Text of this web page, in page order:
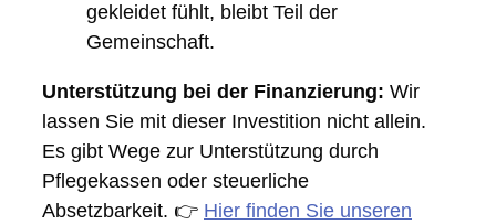
gekleidet fühlt, bleibt Teil der
Gemeinschaft.
Unterstützung bei der Finanzierung: Wir
lassen Sie mit dieser Investition nicht allein.
Es gibt Wege zur Unterstützung durch
Pflegekassen oder steuerliche
Absetzbarkeit. 👉 Hier finden Sie unseren